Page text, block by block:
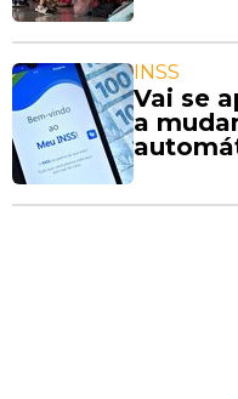
INSS
Vai se
a